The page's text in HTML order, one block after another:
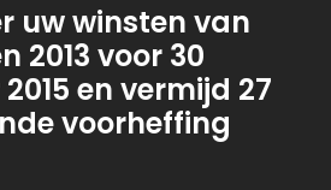
uw winsten van
2013 voor 30
en vermijd 27
voorheffing